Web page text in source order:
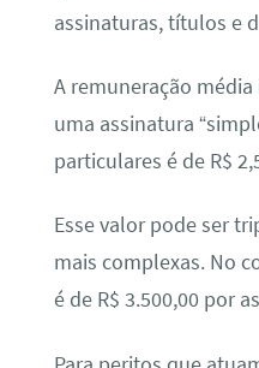
assinaturas, títulos e
A remuneração
uma assinatura
particulares é de R$
Esse valor pode ser
mais complexas. No
é de R$ 3.500,00 por